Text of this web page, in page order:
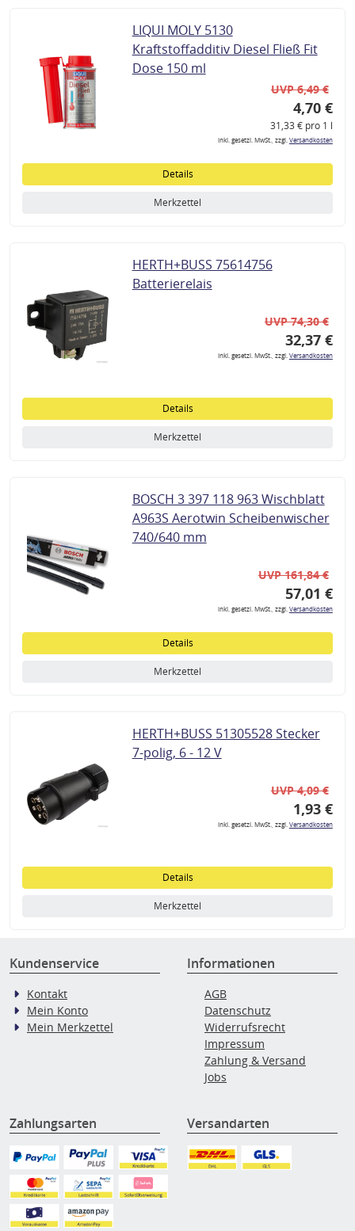
LIQUI MOLY 5130
Kraftstoffadditiv Diesel Fließ Fit
Dose 150 ml
UVP 6,49 €
4,70 €
31,33 € pro 1 l
inkl. gesetzl. MwSt., zzgl.Versandkosten
Details
Merkzettel
HERTH+BUSS 75614756
Batterierelais
UVP 74,30 €
32,37 €
inkl. gesetzl. MwSt., zzgl.Versandkosten
Details
Merkzettel
BOSCH 3 397 118 963 Wischblatt
A963S Aerotwin Scheibenwischer
740/640 mm
UVP 161,84 €
57,01 €
inkl. gesetzl. MwSt., zzgl.Versandkosten
Details
Merkzettel
HERTH+BUSS 51305528 Stecker
7-polig, 6 - 12 V
UVP 4,09 €
1,93 €
inkl. gesetzl. MwSt., zzgl.Versandkosten
Details
Merkzettel
Kundenservice
Kontakt
Mein Konto
Mein Merkzettel
Informationen
AGB
Datenschutz
Widerrufsrecht
Impressum
Zahlung & Versand
Jobs
Zahlungsarten Versandarten